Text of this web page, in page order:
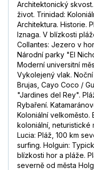
Architektonický
život. Trinidad:
Architektura. Historie.
Iznaga. V blízkosti
Collantes: Jezero v
Národní parky "El
Moderní universitní
Vykolejený vlak.
Brujas, Cayo Coco /
"Jardines del Rey".
Rybaření.
Koloniální velkoměsto.
koloniální, neturistické
Lucia: Pláž, 100 km
surfing. Holguin:
blízkosti hor a pláže.
severně od města